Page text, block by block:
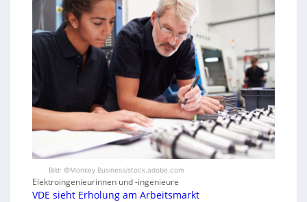
Bild: ©Monkey Business/stock.adobe.com
Elektroingenieurinnen und -ingenieure
VDE sieht Erholung am Arbeitsmarkt